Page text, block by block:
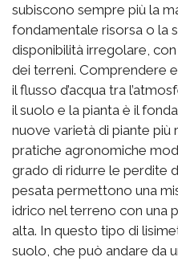
subiscono sempre più la
fondamentale risorsa o la
disponibilità irregolare,
dei terreni. Comprendere
il flusso d’acqua tra
il suolo e la pianta è il
nuove varietà di piante più
pratiche agronomiche
grado di ridurre le perdite
pesata permettono una
idrico nel terreno con una
alta. In questo tipo di
suolo, che può andare da